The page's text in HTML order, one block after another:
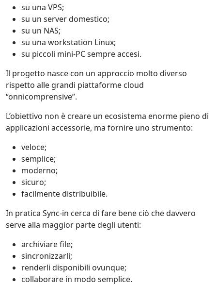
su una VPS;
su un server domestico;
su un NAS;
su una workstation Linux;
su piccoli mini-PC sempre accesi.
Il progetto nasce con un approccio molto diverso
rispetto alle grandi piattaforme cloud
“onnicomprensive”.
L’obiettivo non è creare un ecosistema enorme pieno di
applicazioni accessorie, ma fornire uno strumento:
veloce;
semplice;
moderno;
sicuro;
facilmente distribuibile.
In pratica Sync-in cerca di fare bene ciò che davvero
serve alla maggior parte degli utenti:
archiviare file;
sincronizzarli;
renderli disponibili ovunque;
collaborare in modo semplice.